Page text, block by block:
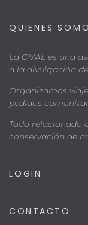
QUIENES
La OVAL es una
a la divulgación
Organizamos
pedidos
Todo relacionado
conservación de
LOGIN
CONTACTO